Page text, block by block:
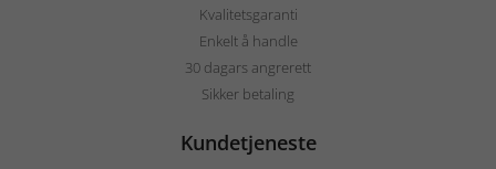
Kvalitetsgaranti
Enkelt å handle
30 dagars angrerett
Sikker betaling
Kundetjeneste